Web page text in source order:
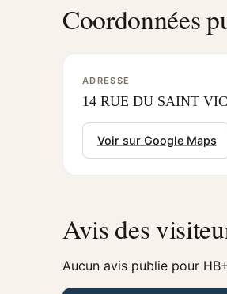
Coordonnées
ADRESSE
14 RUE DU SAINT
Voir sur Google Maps
Avis des
Aucun avis publie pour